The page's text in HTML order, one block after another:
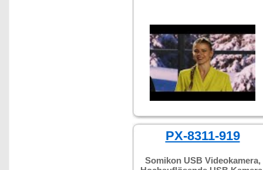
PX-8311-919
Somikon USB Videokamera,